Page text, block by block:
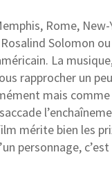
Rome, New-
Solomon
La
rapprocher un
mais
mérite bien les
personnage, c’est